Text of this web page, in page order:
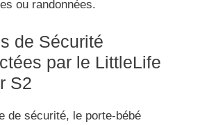
ou randonnées.
de Sécurité
par le LittleLife
S2
de sécurité, le porte-bébé